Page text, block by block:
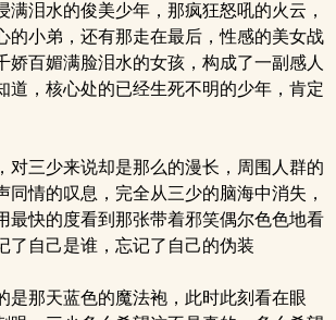
泪水的俊美少年，那疯狂怒吼的火云，
的小弟，还有那走在最后，性感的美女战
娇百媚满脸泪水的女孩，构成了一副感人
道，核心处的已经生死不明的少年，肯定
三少来说却是那么的漫长，周围人群的
同情的叹息，完全从三少的脑海中消失，
最快的度看到那张带着邪笑偶尔色色地看
了自己是谁，忘记了自己的伪装
那天蓝色的魔法袍，此时此刻看在眼